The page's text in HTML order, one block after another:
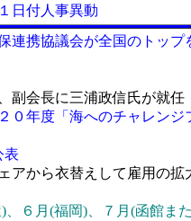
日付人事異動
連携協議会が全国のトップ
副会長に三浦政信氏が就任
０年度「海へのチャレンジ
表
アから衣替えして雇用の拡
、６月(福岡)、７月(函館ま